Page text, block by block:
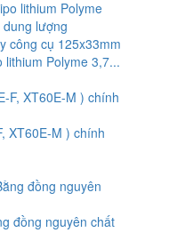
lithium Polyme 3,7...
XT60E-M ) chính
đồng nguyên chất